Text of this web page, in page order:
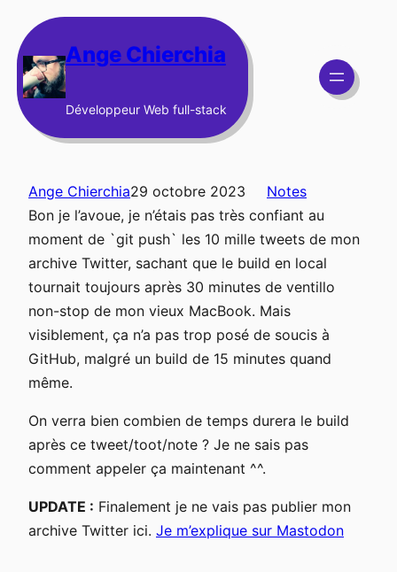
au
contenu Ange Chierchia
Développeur Web full-stack
Ange Chierchia29 octobre 2023
Notes
Bon je l’avoue, je n’étais pas très confiant au
moment de `git push` les 10 mille tweets de mon
archive Twitter, sachant que le build en local
tournait toujours après 30 minutes de ventillo
non-stop de mon vieux MacBook. Mais
visiblement, ça n’a pas trop posé de soucis à
GitHub, malgré un build de 15 minutes quand
même.
On verra bien combien de temps durera le build
après ce tweet/toot/note ? Je ne sais pas
comment appeler ça maintenant ^^.
UPDATE : Finalement je ne vais pas publier mon
archive Twitter ici. Je m’explique sur Mastodon